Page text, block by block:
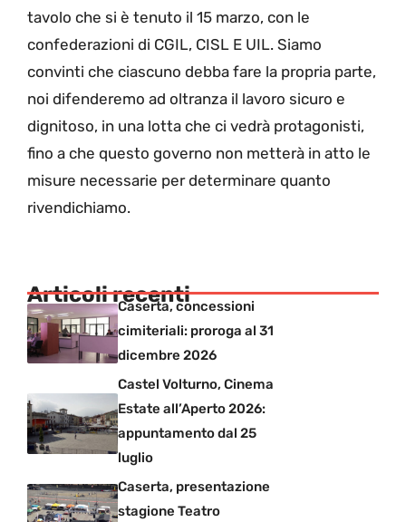
tavolo che si è tenuto il 15 marzo, con le
confederazioni di CGIL, CISL E UIL. Siamo
convinti che ciascuno debba fare la propria parte,
noi difenderemo ad oltranza il lavoro sicuro e
dignitoso, in una lotta che ci vedrà protagonisti,
fino a che questo governo non metterà in atto le
misure necessarie per determinare quanto
rivendichiamo.
Articoli recenti
Caserta, concessioni
cimiteriali: proroga al 31
dicembre 2026
Castel Volturno, Cinema
Estate all’Aperto 2026:
appuntamento dal 25
luglio
Caserta, presentazione
stagione Teatro